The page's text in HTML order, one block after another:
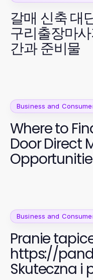
갈매 신축 대
구리출장마
간과 준비물
Business and
Where to
Door Direct
Business and
Pranie
https://
Skuteczna i